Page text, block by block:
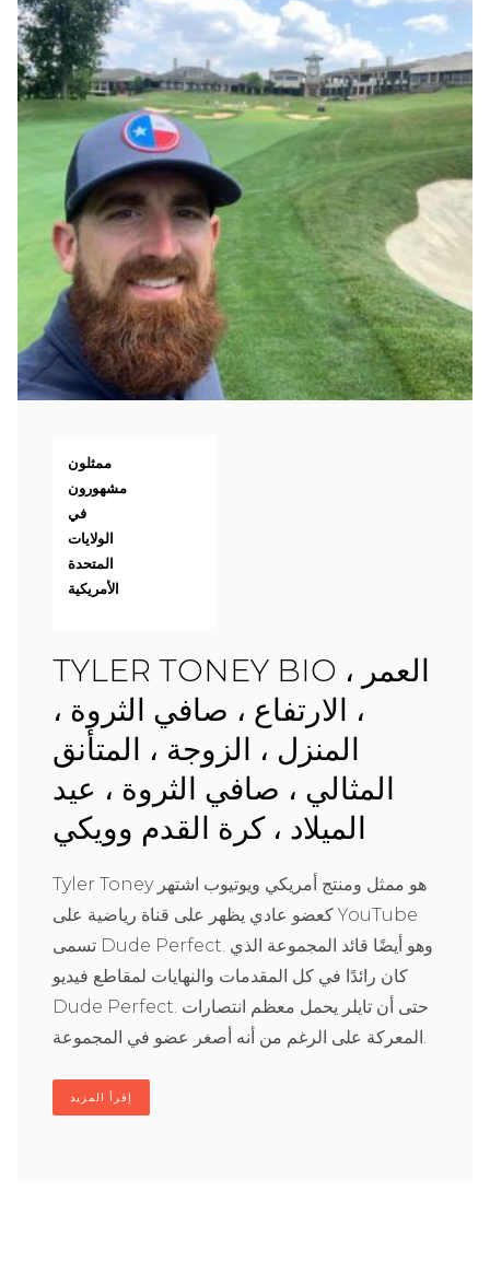
ممثلون
مشهورون
في
الولايات
المتحدة
الأمريكية
TYLER TONEY BIO ، العمر
، الارتفاع ، صافي الثروة ،
المنزل ، الزوجة ، المتأنق
المثالي ، صافي الثروة ، عيد
الميلاد ، كرة القدم وويكي
Tyler Toney هو ممثل ومنتج أمريكي ويوتيوب اشتهر
كعضو عادي يظهر على قناة رياضية على YouTube
تسمى Dude Perfect. وهو أيضًا قائد المجموعة الذي
كان رائدًا في كل المقدمات والنهايات لمقاطع فيديو
Dude Perfect. حتى أن تايلر يحمل معظم انتصارات
المعركة على الرغم من أنه أصغر عضو في المجموعة.
إقرأ المزيد